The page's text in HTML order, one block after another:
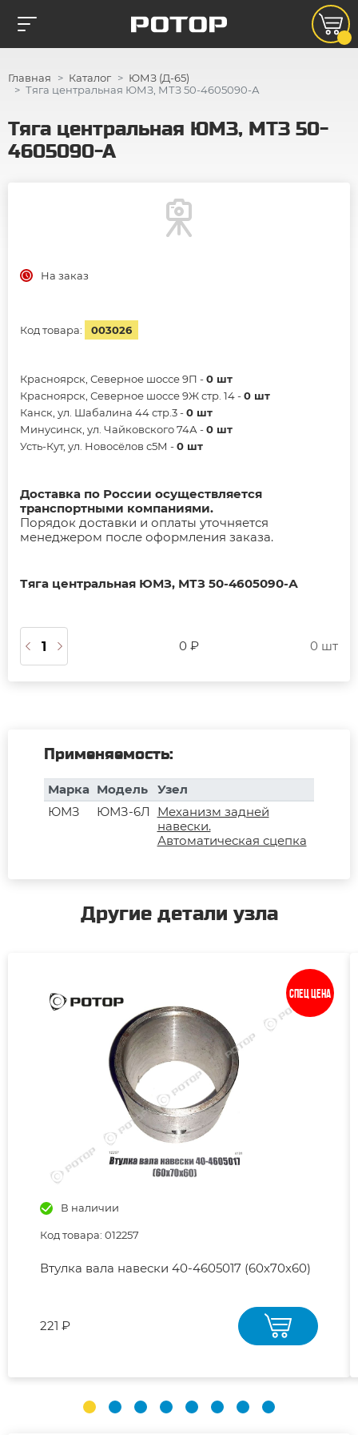
Главная Каталог
ЮМЗ (Д-65)
Тяга центральная ЮМЗ, МТЗ 50-4605090-А
Тяга центральная ЮМЗ, МТЗ 50-
4605090-А
На заказ
Код товара: 003026
Красноярск, Северное шоссе 9П -0 шт
Красноярск, Северное шоссе 9Ж стр. 14 -0 шт
Канск, ул. Шабалина 44 стр.3 -0 шт
Минусинск, ул. Чайковского 74А -0 шт
Усть-Кут, ул. Новосёлов с5М -0 шт
Доставка по России осуществляется
транспортными компаниями.
Порядок доставки и оплаты уточняется
менеджером после оформления заказа.
Тяга центральная ЮМЗ, МТЗ 50-4605090-А
0 ₽ 0 шт
Применяемость:
Марка Модель
Узел
ЮМЗ
ЮМЗ-6Л
Механизм задней
навески.
Автоматическая сцепка
Другие детали узла
Спец цена
В наличии
Код товара: 012257
Втулка вала навески 40-4605017 (60х70х60)
221 ₽